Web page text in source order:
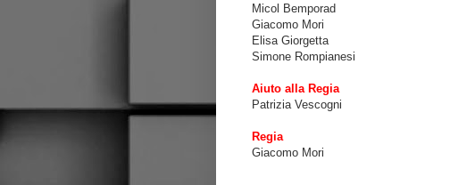
Micol Bemporad
Giacomo Mori
Elisa Giorgetta
Simone Rompianesi
Aiuto alla Regia
Patrizia Vescogni
Regia
Giacomo Mori